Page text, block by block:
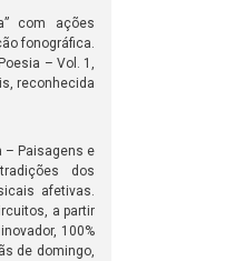
com ações
fonográfica.
– Vol. 1,
reconhecida
– Paisagens e
dos
afetivas.
a partir
100%
de domingo,